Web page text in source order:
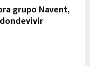
grupo Navent,